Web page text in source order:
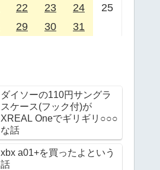
22 23 24
25
29 30 31
ダイソーの110円サングラ
スケース(フック付)が
XREAL Oneでギリギリ○○○
な話
xbx a01+を買ったよという
話